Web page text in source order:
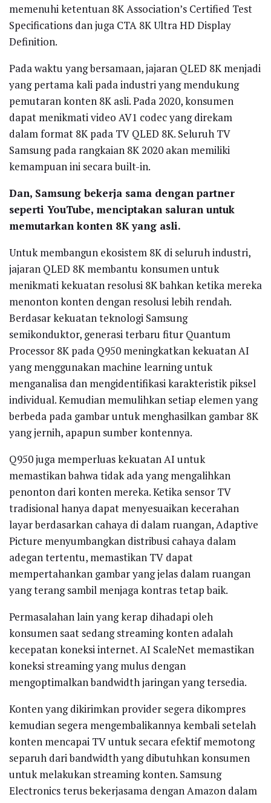
memenuhi ketentuan 8K Association’s Certified Test
Specifications dan juga CTA 8K Ultra HD Display
Definition.
Pada waktu yang bersamaan, jajaran QLED 8K menjadi
yang pertama kali pada industri yang mendukung
pemutaran konten 8K asli. Pada 2020, konsumen
dapat menikmati video AV1 codec yang direkam
dalam format 8K pada TV QLED 8K. Seluruh TV
Samsung pada rangkaian 8K 2020 akan memiliki
kemampuan ini secara built-in.
Dan, Samsung bekerja sama dengan partner
seperti YouTube, menciptakan saluran untuk
memutarkan konten 8K yang asli.
Untuk membangun ekosistem 8K di seluruh industri,
jajaran QLED 8K membantu konsumen untuk
menikmati kekuatan resolusi 8K bahkan ketika mereka
menonton konten dengan resolusi lebih rendah.
Berdasar kekuatan teknologi Samsung
semikonduktor, generasi terbaru fitur Quantum
Processor 8K pada Q950 meningkatkan kekuatan AI
yang menggunakan machine learning untuk
menganalisa dan mengidentifikasi karakteristik piksel
individual. Kemudian memulihkan setiap elemen yang
berbeda pada gambar untuk menghasilkan gambar 8K
yang jernih, apapun sumber kontennya.
Q950 juga memperluas kekuatan AI untuk
memastikan bahwa tidak ada yang mengalihkan
penonton dari konten mereka. Ketika sensor TV
tradisional hanya dapat menyesuaikan kecerahan
layar berdasarkan cahaya di dalam ruangan, Adaptive
Picture menyumbangkan distribusi cahaya dalam
adegan tertentu, memastikan TV dapat
mempertahankan gambar yang jelas dalam ruangan
yang terang sambil menjaga kontras tetap baik.
Permasalahan lain yang kerap dihadapi oleh
konsumen saat sedang streaming konten adalah
kecepatan koneksi internet. AI ScaleNet memastikan
koneksi streaming yang mulus dengan
mengoptimalkan bandwidth jaringan yang tersedia.
Konten yang dikirimkan provider segera dikompres
kemudian segera mengembalikannya kembali setelah
konten mencapai TV untuk secara efektif memotong
separuh dari bandwidth yang dibutuhkan konsumen
untuk melakukan streaming konten. Samsung
Electronics terus bekerjasama dengan Amazon dalam